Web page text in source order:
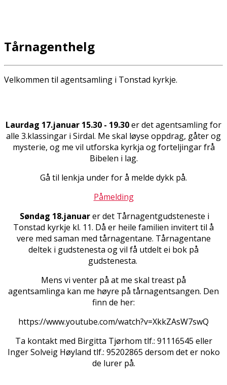
Tårnagenthelg
Velkommen til agentsamling i Tonstad kyrkje.
Laurdag 17.januar 15.30 - 19.30er det agentsamling for
alle 3.klassingar i Sirdal. Me skal løyse oppdrag, gåter og
mysterie, og me vil utforska kyrkja og forteljingar frå
Bibelen i lag.
Gå til lenkja under for å melde dykk på.
Påmelding
Søndag 18.januarer det Tårnagentgudsteneste i
Tonstad kyrkje kl. 11. Då er heile familien invitert til å
vere med saman med tårnagentane. Tårnagentane
deltek i gudstenesta og vil få utdelt ei bok på
gudstenesta.
Mens vi venter på at me skal treffast på
agentsamlinga kan me høyre på tårnagentsangen. Den
finn de her:
https://www.youtube.com/watch?v=XkkZAsW7swQ
Ta kontakt med Birgitta Tjørhom tlf.: 91116545 eller
Inger Solveig Høyland tlf.: 95202865 dersom det er noko
de lurer på.